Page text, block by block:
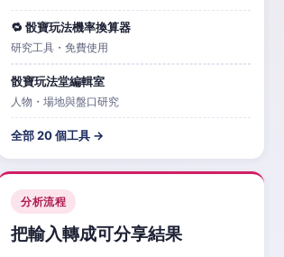
🧮
骰寶玩法 骰寶玩法比 骰寶玩法情
🔁 骰寶玩法機率換算器
研究工具・免費使用
骰寶玩法堂編輯室
人物・場地與盤口研究
全部 20 個工具 →
分析流程
把輸入轉成可分享結果